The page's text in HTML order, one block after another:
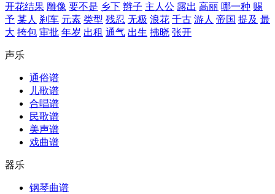
开花结果 雕像 要不是 乡下 辫子 主人公 露出 高丽 哪一种 赐
予 某人 刹车 元素 类型 残忍 无极 浪花 千古 游人 帝国 提及 最
大 挎包 审批 年岁 出租 通气 出生 拂晓 张开
声乐
通俗谱
儿歌谱
合唱谱
民歌谱
美声谱
戏曲谱
器乐
钢琴曲谱